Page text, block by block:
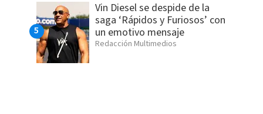
Vin Diesel se despide de la
saga ‘Rápidos y Furiosos’ con
un emotivo mensaje
Redacción Multimedios